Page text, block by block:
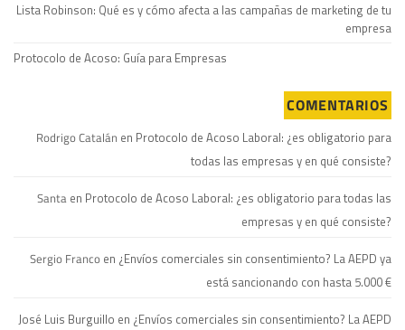
Lista Robinson: Qué es y cómo afecta a las campañas de marketing de tu
empresa
Protocolo de Acoso: Guía para Empresas
COMENTARIOS
Rodrigo Catalán en Protocolo de Acoso Laboral: ¿es obligatorio para
todas las empresas y en qué consiste?
Santa en Protocolo de Acoso Laboral: ¿es obligatorio para todas las
empresas y en qué consiste?
Sergio Franco en ¿Envíos comerciales sin consentimiento? La AEPD ya
está sancionando con hasta 5.000 €
José Luis Burguillo en ¿Envíos comerciales sin consentimiento? La AEPD